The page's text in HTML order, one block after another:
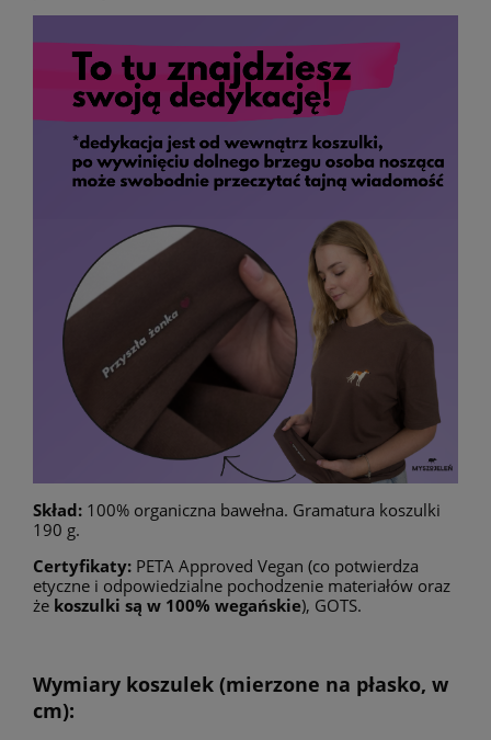
Skład: 100% organiczna bawełna. Gramatura koszulki
190 g.
Certyfikaty: PETA Approved Vegan (co potwierdza
etyczne i odpowiedzialne pochodzenie materiałów oraz
że koszulki są w 100% wegańskie), GOTS.
Wymiary koszulek (mierzone na płasko, w
cm):